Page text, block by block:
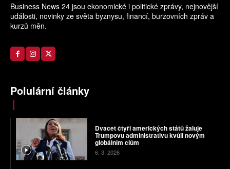
Business News 24 jsou ekonomické i politické zprávy, nejnovější
události, novinky ze světa byznysu, financí, burzovních zpráv a
kurzů měn.
Polulární články
Dvacet čtyři amerických států žaluje
Trumpovu administrativu kvůli novým
globálním clům
6. 3. 2026